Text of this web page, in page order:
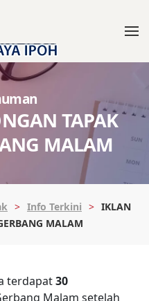
TAPAK
MALAM
Info Terkini
IKLAN
MALAM
terdapat30
Malam setelah